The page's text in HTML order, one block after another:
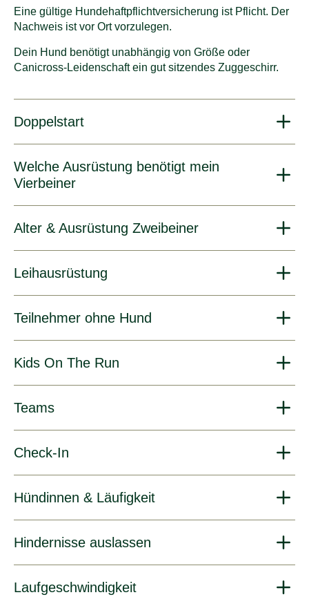
Eine gültige Hundehaftpflichtversicherung ist Pflicht. Der
Nachweis ist vor Ort vorzulegen.
Dein Hund benötigt unabhängig von Größe oder
Canicross-Leidenschaft ein gut sitzendes Zuggeschirr.
Doppelstart
Welche Ausrüstung benötigt mein
Vierbeiner
Alter & Ausrüstung Zweibeiner
Leihausrüstung
Teilnehmer ohne Hund
Kids On The Run
Teams
Check-In
Hündinnen & Läufigkeit
Hindernisse auslassen
Laufgeschwindigkeit